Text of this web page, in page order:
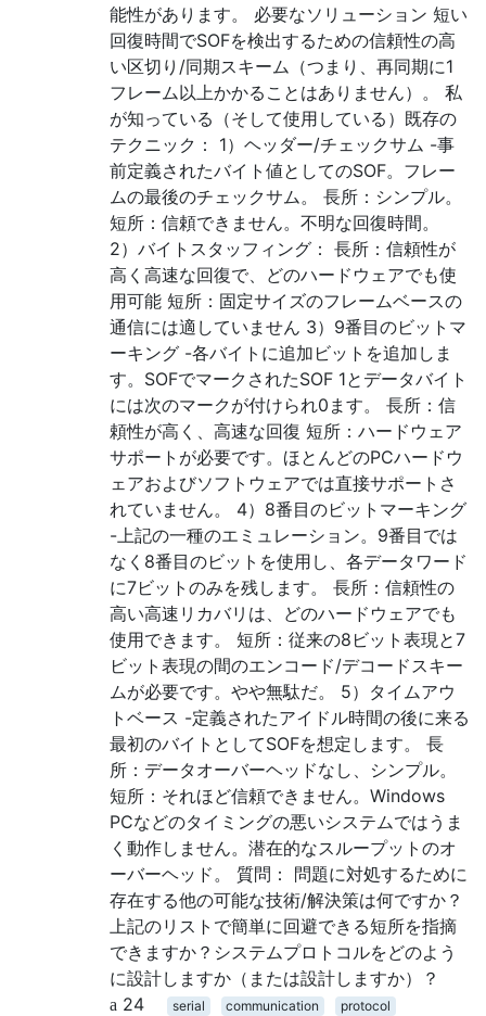
能性があります。 必要なソリューション 短い
回復時間でSOFを検出するための信頼性の高
い区切り/同期スキーム（つまり、再同期に1
フレーム以上かかることはありません）。 私
が知っている（そして使用している）既存の
テクニック： 1）ヘッダー/チェックサム -事
前定義されたバイト値としてのSOF。フレー
ムの最後のチェックサム。 長所：シンプル。
短所：信頼できません。不明な回復時間。
2）バイトスタッフィング： 長所：信頼性が
高く高速な回復で、どのハードウェアでも使
用可能 短所：固定サイズのフレームベースの
通信には適していません 3）9番目のビットマ
ーキング -各バイトに追加ビットを追加しま
す。SOFでマークされたSOF 1とデータバイト
には次のマークが付けられ0ます。 長所：信
頼性が高く、高速な回復 短所：ハードウェア
サポートが必要です。ほとんどのPCハードウ
ェアおよびソフトウェアでは直接サポートさ
れていません。 4）8番目のビットマーキング
-上記の一種のエミュレーション。9番目では
なく8番目のビットを使用し、各データワード
に7ビットのみを残します。 長所：信頼性の
高い高速リカバリは、どのハードウェアでも
使用できます。 短所：従来の8ビット表現と7
ビット表現の間のエンコード/デコードスキー
ムが必要です。やや無駄だ。 5）タイムアウ
トベース -定義されたアイドル時間の後に来る
最初のバイトとしてSOFを想定します。 長
所：データオーバーヘッドなし、シンプル。
短所：それほど信頼できません。Windows
PCなどのタイミングの悪いシステムではうま
く動作しません。潜在的なスループットのオ
ーバーヘッド。 質問： 問題に対処するために
存在する他の可能な技術/解決策は何ですか？
上記のリストで簡単に回避できる短所を指摘
できますか？システムプロトコルをどのよう
に設計しますか（または設計しますか）？
24
serial communication
protocol